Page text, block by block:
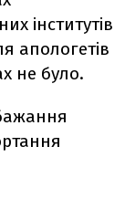
інститутів
апологетів
не було.